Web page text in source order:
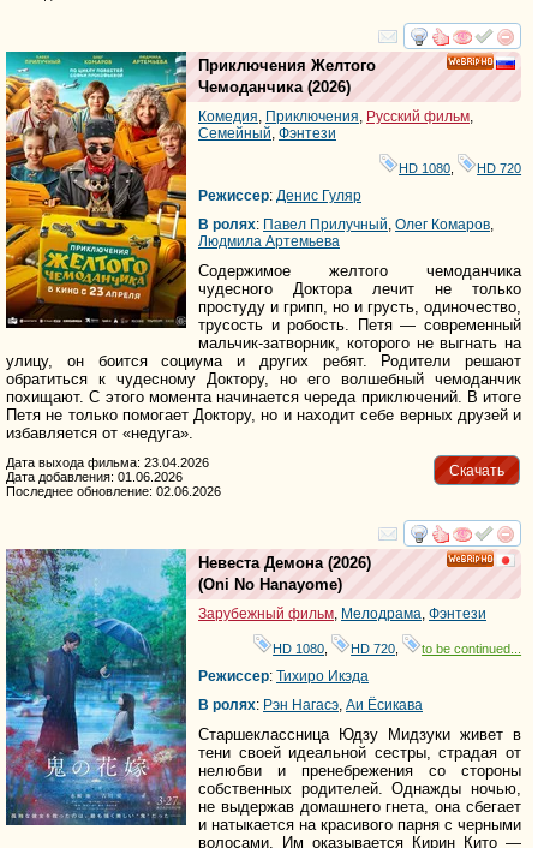
смотреть
Приключения Желтого
Чемоданчика(2026)
Комедия, Приключения, Русский фильм,
Семейный, Фэнтези
HD 1080 HD 720
Режиссер: Денис Гуляр
В ролях: Павел Прилучный, Олег Комаров,
Людмила Артемьева
Содержимое желтого чемоданчика
чудесного Доктора лечит не только
простуду и грипп, но и грусть, одиночество,
трусость и робость. Петя — современный
мальчик-затворник, которого не выгнать на
улицу, он боится социума и других ребят. Родители решают
обратиться к чудесному Доктору, но его волшебный чемоданчик
похищают. С этого момента начинается череда приключений. В итоге
Петя не только помогает Доктору, но и находит себе верных друзей и
избавляется от «недуга».
Скачать
Дата выхода фильма: 23.04.2026
Дата добавления: 01.06.2026
Последнее обновление: 02.06.2026
смотреть
Невеста Демона (2026)
(Oni No Hanayome)
Зарубежный фильм, Мелодрама, Фэнтези
HD 1080 HD 720 to be continued...
Режиссер: Тихиро Икэда
В ролях: Рэн Нагасэ, Аи Ёсикава
Старшеклассница Юдзу Мидзуки живет в
тени своей идеальной сестры, страдая от
нелюбви и пренебрежения со стороны
собственных родителей. Однажды ночью,
не выдержав домашнего гнета, она сбегает
и натыкается на красивого парня с черными
волосами. Им оказывается Кирин Кито —